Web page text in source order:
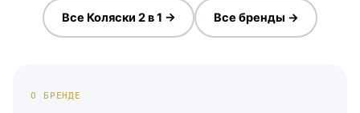
Все Коляски 2 в 1 → Все бренды →
О БРЕНДЕ